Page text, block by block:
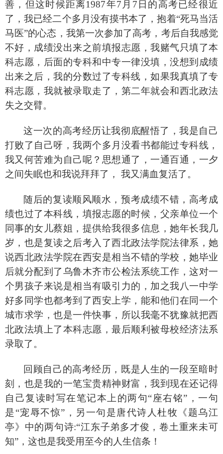
善，但这时候距离1987年7月7日的高考已经很近
了，我已经二个多月没有摸书本了，抱着“死马当活
马医”的心态，我第一次参加了高考，考后自我感觉
不好，成绩没出来之前填报志愿，我赌气只填了本
科志愿，后面的专科和中专一律没填，没想到成绩
出来之后，我的分数过了专科线，如果我真填了专
科志愿，我就被录取走了，第二年就会和西北政法
失之交臂。
这一次的高考经历让我彻底醒悟了，我是自己
打败了自己呀，我两个多月没看书都能过专科线，
我又何苦难为自己呢？思想通了，一通百通，一夕
之间失眠也和我说拜拜了，
我又满血复活了。
随后的复读顺风顺水，预考成绩不错，高考成
绩也过了本科线，填报志愿的时候，父亲单位一个
同事的女儿蔡姐，提供给我很多信息，她年长我几
岁，也是复读之后考入了西北政法学院法律系，她
说西北政法学院在西安是相当不错的学校，她毕业
后就分配到了乌鲁木齐市公检法系统工作，这对一
个男孩子来说是相当有吸引力的，加之我八一中学
好多同学也都考到了西安上学，能和他们在同一个
城市求学，也是一件快事，所以我毫不犹豫就把西
北政法填上了本科志愿，最后顺利被母校经济法系
录取了。
回顾自己的高考经历，既是人生的一段至暗时
刻，也是我的一笔宝贵精神财富，我到现在还记得
自己复读时写在笔记本上的两句“座右铭”，一句
是“宠辱不惊”，另一句是唐代诗人杜牧《题乌江
亭》中的两句诗:“江东子弟多才俊，卷土重来未可
知”，这也是我受用至今的人生信条！